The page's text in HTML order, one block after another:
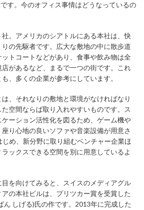
す。今のオフィス事情はどうなっているの
社。アメリカのシアトルにある本社は、快
の先駆者です。広大な敷地の中に散歩道
トコートなどがあり、食事や飲み物は全
があるなど、まるで一つの街です。これ
、多くの企業が参考にしています。
、それなりの敷地と環境がなければなり
空間ならば取り入れやすいものです。ス
ーション活性化を図るため、ゲーム機や
座り心地の良いソファや音楽設備が用意さ
め、新分野に取り組むベンチャー企業ほ
ックスできる空間を別に用意しているよ
を向けてみると、スイスのメディアグル
の本社ビルは、プリツカー賞を受賞した
ん しげる)氏の作です。2013年に完成した